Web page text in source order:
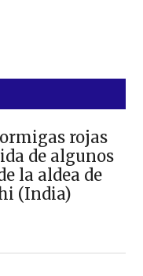
rojas
de algunos
la aldea de
(India)